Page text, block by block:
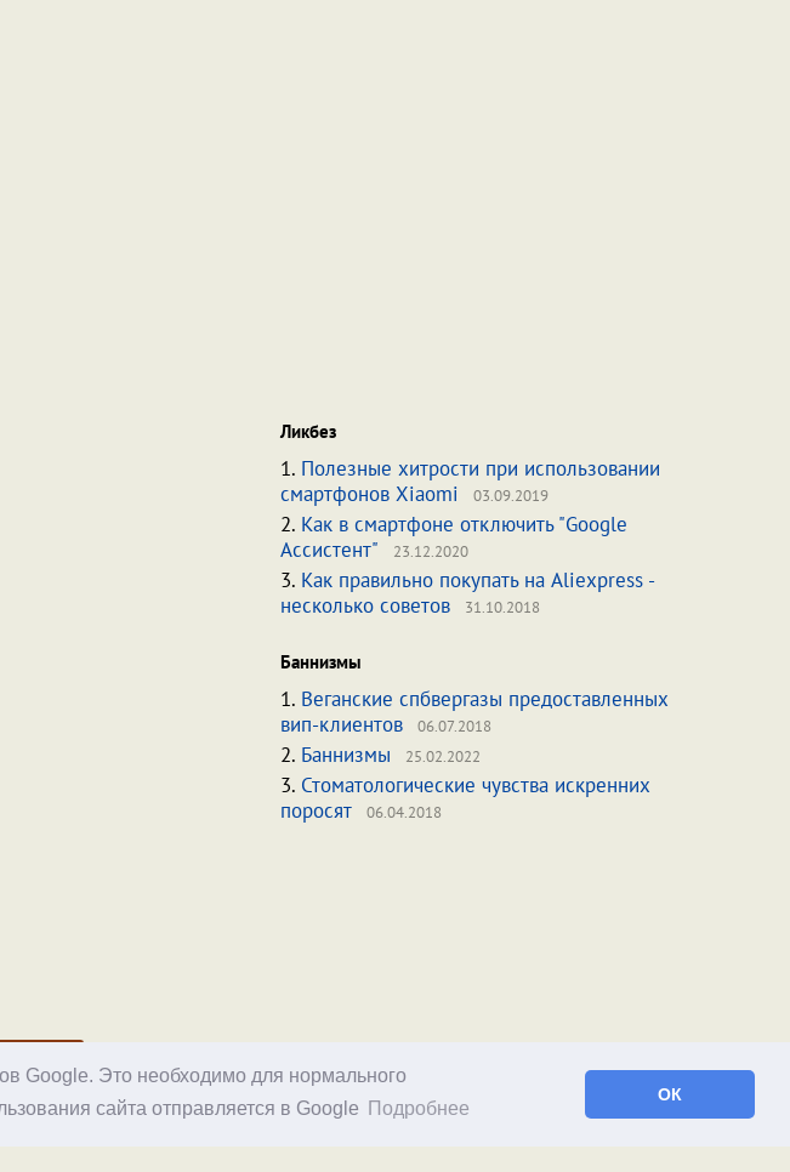
Google. Это необходимо для нормального
сайта отправляется в Google
Подробнее
ОК
Ликбез
1. Полезные хитрости при использовании
смартфонов Xiaomi
03.09.2019
2. Как в смартфоне отключить "Google
Ассистент"
23.12.2020
3. Как правильно покупать на Aliexpress -
несколько советов
31.10.2018
Баннизмы
1. Веганские спбвергазы предоставленных
вип-клиентов
06.07.2018
2. Баннизмы 25.02.2022
3. Стоматологические чувства искренних
поросят
06.04.2018
RSS блога